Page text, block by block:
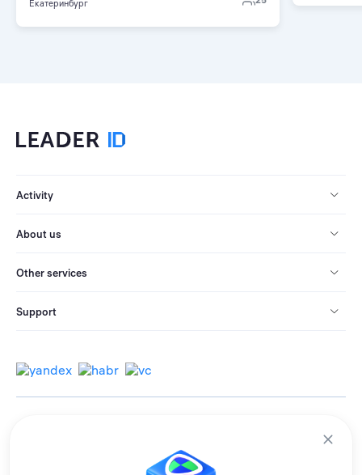
Екатеринбург
Activity
About us
Other services
Support